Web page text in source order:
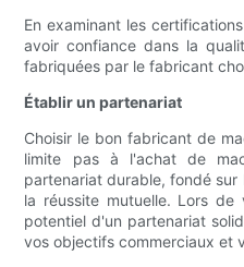
En examinant les
avoir confiance dans la
fabriquées par le fabricant
Établir un partenariat
Choisir le bon fabricant de
limite pas à l'achat de
partenariat durable, fondé
la réussite mutuelle. Lors
potentiel d'un partenariat
vos objectifs commerciaux et